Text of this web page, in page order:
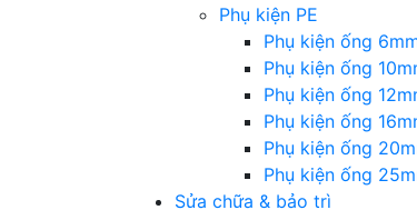
Phụ kiện PE
Phụ kiện ống
Phụ kiện ống
Phụ kiện ống
Phụ kiện ống
Phụ kiện ống
Phụ kiện ống
Sửa chữa & bảo trì